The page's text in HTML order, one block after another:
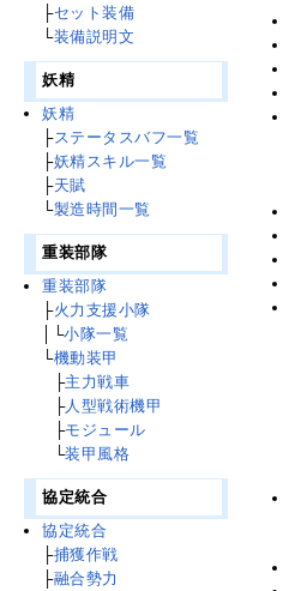
├セット装備
└装備説明文
妖精
妖精
├ステータスバフ一覧
├妖精スキル一覧
├天賦
└製造時間一覧
重装部隊
重装部隊
├火力支援小隊
│└小隊一覧
└機動装甲
├主力戦車
├人型戦術機甲
├モジュール
└装甲風格
協定統合
協定統合
├捕獲作戦
├融合勢力